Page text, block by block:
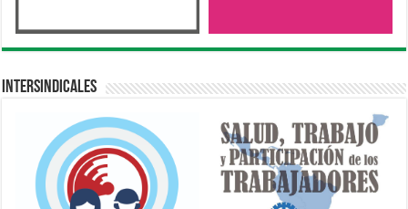
Intersindicales